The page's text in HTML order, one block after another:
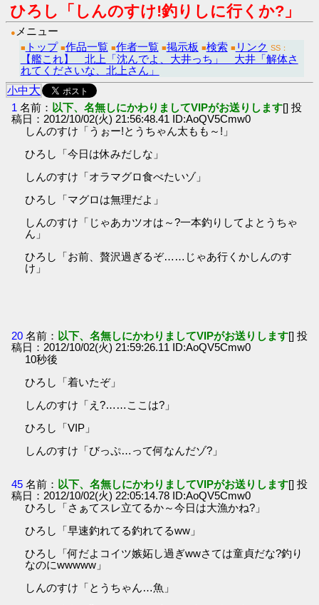
ひろし「しんのすけ!釣りしに行くか?」
● メニュー
■ トップ ■作品一覧 ■作者一覧 ■掲示板 ■検索 ■ リンク SS：
【艦これ】 北上「沈んでよ、大井っち」 大井「解体さ
れてくださいな、北上さん」
小中大
1 名前： 以下、名無しにかわりましてVIPがお送りします[] 投
稿日：2012/10/02(火) 21:56:48.41 ID:AoQV5Cmw0
しんのすけ「うぉー!とうちゃん太もも～!」
ひろし「今日は休みだしな」
しんのすけ「オラマグロ食べたいゾ」
ひろし「マグロは無理だよ」
しんのすけ「じゃあカツオは～?一本釣りしてよとうちゃ
ん」
ひろし「お前、贅沢過ぎるぞ……じゃあ行くかしんのす
け」
20 名前： 以下、名無しにかわりましてVIPがお送りします[] 投
稿日：2012/10/02(火) 21:59:26.11 ID:AoQV5Cmw0
10秒後
ひろし「着いたぞ」
しんのすけ「え?……ここは?」
ひろし「VIP」
しんのすけ「びっぷ…って何なんだゾ?」
45 名前： 以下、名無しにかわりましてVIPがお送りします[] 投
稿日：2012/10/02(火) 22:05:14.78 ID:AoQV5Cmw0
ひろし「さぁてスレ立てるか～今日は大漁かね?」
ひろし「早速釣れてる釣れてるww」
ひろし「何だよコイツ嫉妬し過ぎwwさては童貞だな?釣り
なのにwwwww」
しんのすけ「とうちゃん…魚」